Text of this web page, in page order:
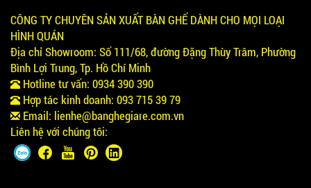
CÔNG TY CHUYÊN SẢN XUẤT BÀN GHẾ DÀNH CHO MỌI LOẠI
HÌNH QUÁN
Địa chỉ Showroom: Số 111/68, đường Đặng Thùy Trâm, Phường
Bình Lợi Trung, Tp. Hồ Chí Minh
Hotline tư vấn: 0934 390 390
Hợp tác kinh doanh: 093 715 39 79
Email: lienhe@banghegiare.com.vn
Liên hệ với chúng tôi: